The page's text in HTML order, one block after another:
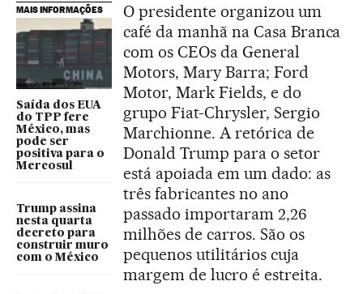
MAIS INFORMAÇÕES
Saída dos EUA
do TPP fere
México, mas
pode ser
positiva para o
Mercosul
Trump assina
nesta quarta
decreto para
construir muro
com o México
O presidente organizou um
café da manhã na Casa Branca
com os CEOs da General
Motors, Mary Barra; Ford
Motor, Mark Fields, e do
grupo Fiat-Chrysler, Sergio
Marchionne. A retórica de
Donald Trump para o setor
está apoiada em um dado: as
três fabricantes no ano
passado importaram 2,26
milhões de carros. São os
pequenos utilitários cuja
margem de lucro é estreita.